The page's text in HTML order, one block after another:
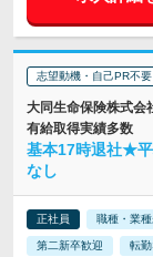
志望動機・自己PR不要
大同生命保険株式
有給取得実績多数
基本17時退社★
なし
正社員 職種・業
第二新卒歓迎 転勤